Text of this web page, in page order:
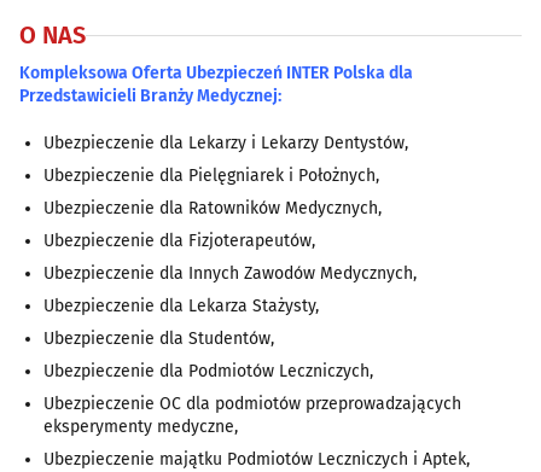
O NAS
Kompleksowa Oferta Ubezpieczeń INTER Polska dla
Przedstawicieli Branży Medycznej:
Ubezpieczenie dla Lekarzy i Lekarzy Dentystów,
Ubezpieczenie dla Pielęgniarek i Położnych,
Ubezpieczenie dla Ratowników Medycznych,
Ubezpieczenie dla Fizjoterapeutów,
Ubezpieczenie dla Innych Zawodów Medycznych,
Ubezpieczenie dla Lekarza Stażysty,
Ubezpieczenie dla Studentów,
Ubezpieczenie dla Podmiotów Leczniczych,
Ubezpieczenie OC dla podmiotów przeprowadzających
eksperymenty medyczne,
Ubezpieczenie majątku Podmiotów Leczniczych i Aptek,